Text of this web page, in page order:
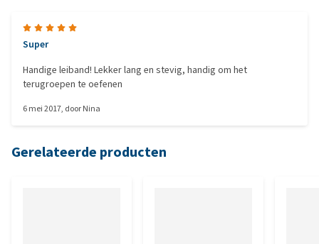
Super
Handige leiband! Lekker lang en stevig, handig om het
terugroepen te oefenen
6 mei 2017, doorNina
Gerelateerde producten